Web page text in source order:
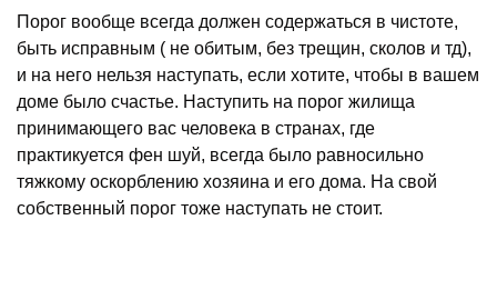
Порог вообще всегда должен содержаться в чистоте,
быть исправным ( не обитым, без трещин, сколов и тд),
и на него нельзя наступать, если хотите, чтобы в вашем
доме было счастье. Наступить на порог жилища
принимающего вас человека в странах, где
практикуется фен шуй, всегда было равносильно
тяжкому оскорблению хозяина и его дома. На свой
собственный порог тоже наступать не стоит.